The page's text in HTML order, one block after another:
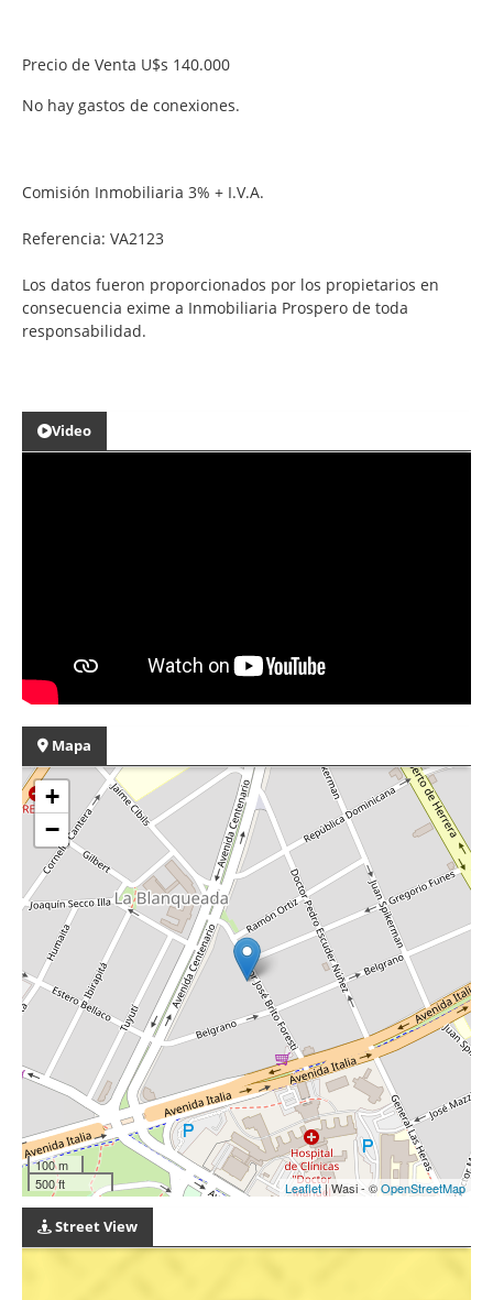
Precio de Venta U$s 140.000
No hay gastos de conexiones.
Comisión Inmobiliaria 3% + I.V.A.
Referencia: VA2123
Los datos fueron proporcionados por los propietarios en
consecuencia exime a Inmobiliaria Prospero de toda
responsabilidad.
Video
Mapa
+
−
100 m
500 ft
Leaflet| Wasi - ©OpenStreetMap
Street View